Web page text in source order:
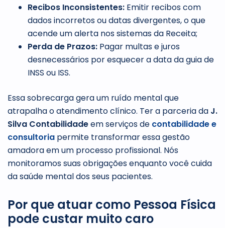
Recibos Inconsistentes: Emitir recibos com
dados incorretos ou datas divergentes, o que
acende um alerta nos sistemas da Receita;
Perda de Prazos: Pagar multas e juros
desnecessários por esquecer a data da guia de
INSS ou ISS.
Essa sobrecarga gera um ruído mental que
atrapalha o atendimento clínico. Ter a parceria da J.
Silva Contabilidadeem serviços de contabilidade e
consultoria permite transformar essa gestão
amadora em um processo profissional. Nós
monitoramos suas obrigações enquanto você cuida
da saúde mental dos seus pacientes.
Por que atuar como Pessoa Física
pode custar muito caro